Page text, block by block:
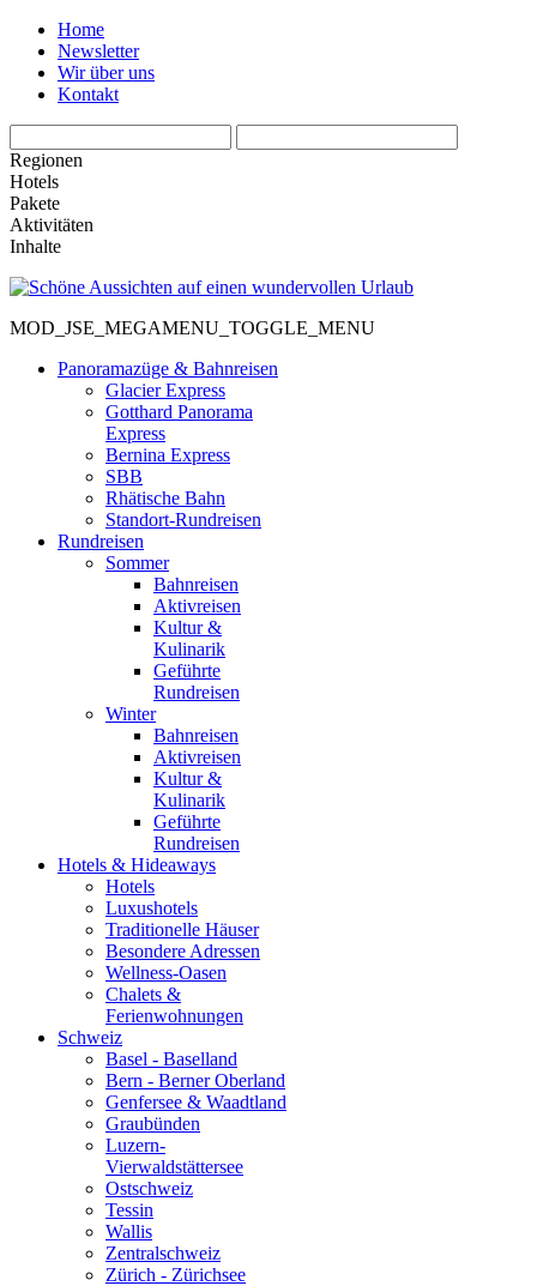
Home
Newsletter
Wir über uns
Kontakt
Regionen
Hotels
Pakete
Aktivitäten
Inhalte
MOD_JSE_MEGAMENU_TOGGLE_MENU
Panoramazüge & Bahnreisen
Glacier Express
Gotthard Panorama
Express
Bernina Express
SBB
Rhätische Bahn
Standort-Rundreisen
Rundreisen
Sommer
Bahnreisen
Aktivreisen
Kultur &
Kulinarik
Geführte
Rundreisen
Winter
Bahnreisen
Aktivreisen
Kultur &
Kulinarik
Geführte
Rundreisen
Hotels & Hideaways
Hotels
Luxushotels
Traditionelle Häuser
Besondere Adressen
Wellness-Oasen
Chalets &
Ferienwohnungen
Schweiz
Basel - Baselland
Bern - Berner Oberland
Genfersee & Waadtland
Graubünden
Luzern-
Vierwaldstättersee
Ostschweiz
Tessin
Wallis
Zentralschweiz
Zürich - Zürichsee